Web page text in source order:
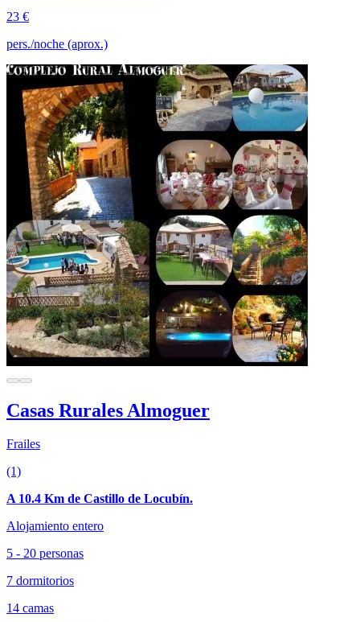
23 €
pers./noche (aprox.)
Casas Rurales Almoguer
Frailes
(1)
A 10.4 Km de Castillo de Locubín.
Alojamiento entero
5 - 20 personas
7 dormitorios
14 camas